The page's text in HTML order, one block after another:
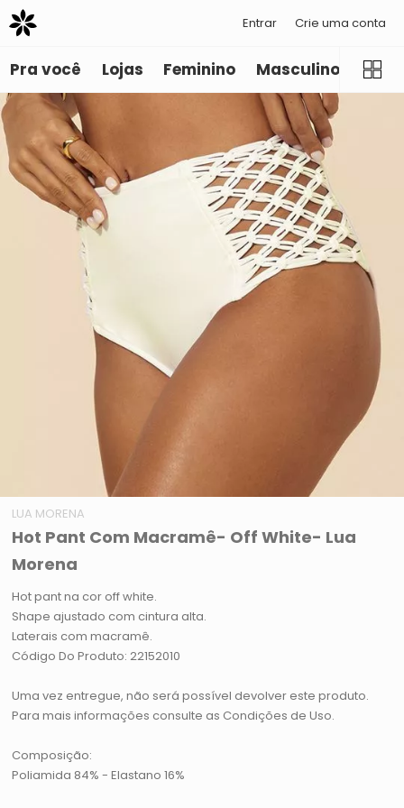
Entrar Crie uma conta
Pra você Lojas Feminino Masculino
LUA MORENA
Hot Pant Com Macramê- Off White- Lua
Morena
Hot pant na cor off white.
Shape ajustado com cintura alta.
Laterais com macramê.
Código Do Produto: 22152010
Uma vez entregue, não será possível devolver este produto.
Para mais informações consulte as Condições de Uso.
Composição:
Poliamida 84% - Elastano 16%